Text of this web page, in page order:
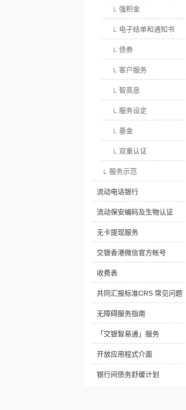
└ 强积金
└ 电子结单和通知书
└ 债券
└ 客户服务
└ 智高息
└ 服务设定
└ 基金
└ 双重认证
└ 服务示范
流动电话银行
流动保安编码及生物认证
无卡提现服务
交银香港微信官方帐号
收费表
共同汇报标准CRS 常见问题
无障碍服务指南
「交银智易通」服务
开放应用程式介面
银行间债务舒缓计划